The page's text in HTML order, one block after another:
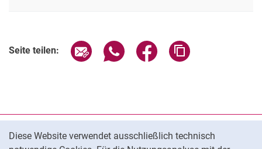
Diese Website verwendet ausschließlich technisch
Seite teilen: Seite über E-Mail teilen
Seite über WhatsApp teilen
Seite über Facebook
Datenschutz